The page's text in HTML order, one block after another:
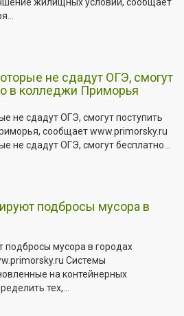
не сдадут ОГЭ, смогут
в колледжи Приморья
не сдадут ОГЭ, смогут поступить
сообщает www.primorsky.ru
не сдадут ОГЭ, смогут бесплатно...
подбросы мусора в
мусора в городах
Системы
на контейнерных
тех,...